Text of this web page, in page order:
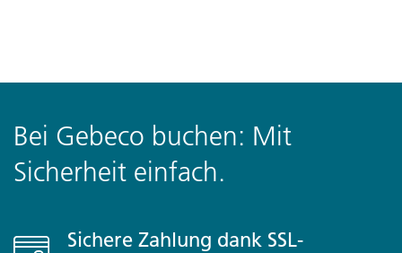
Bei Gebeco buchen: Mit
Sicherheit einfach.
Sichere Zahlung dank SSL-